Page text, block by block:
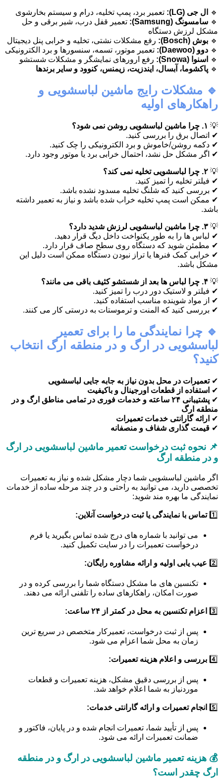
🔹 ال جی (LG):
تعمیر برد، پمپ تخلیه، درام و سیستم بخارشوی
🔹 سامسونگ (Samsung):
تعمیر قفل درب، شیر برقی و حل
مشکل لرزش دستگاه
🔹 بوش (Bosch):
رفع مشکلات نشتی، تخلیه و خرابی پنل دیجیتال
🔹 دوو (Daewoo):
تعمیر موتور، تسمه، سنسورها و برد الکترونیکی
🔹
اسنوا (Snowa):
رفع ارورهای نمایشگر و مشکلات شستشو
🔹 پاکشوما، آبسال، ایندزیت، زیمنس، کنوود و سایر برندها
🔹 مشکلات رایج ماشین لباسشویی و
راهکارهای اولیه
💡 ۱. چرا ماشین لباسشویی روشن نمی شود؟
✔ اتصال برق را بررسی کنید.
✔ دکمه روشن/خاموش و برد الکترونیکی را چک کنید.
✔ اگر مشکل حل نشد، احتمال خرابی برد یا موتور وجود دارد.
💡 ۲. چرا لباسشویی تخلیه نمی کند؟
✔ فیلتر تخلیه را تمیز کنید.
✔ بررسی کنید که شلنگ تخلیه مسدود نشده باشد.
✔ ممکن است پمپ تخلیه خراب شده باشد و نیاز به تعمیر داشته
باشد.
💡 ۳. چرا ماشین لباسشویی لرزش شدید دارد؟
✔ لباس ها را به طور یکنواخت داخل دیگ قرار دهید.
✔ مطمئن شوید که دستگاه روی سطح صاف قرار دارد.
✔ خرابی کمک فنرها یا تراز نبودن دستگاه ممکن است دلیل این
مشکل باشد.
💡 ۴. چرا لباس ها بعد از شستشو کثیف باقی می مانند؟
✔ فیلتر و لاستیک دور درب را تمیز کنید.
✔ از مواد شوینده مناسب استفاده کنید.
✔ بررسی کنید که المنت و ترموستات به درستی کار می کنند.
🔹 چرا نمایندگی ما را برای تعمیر
لباسشویی در ارگ و در منطقه ارگ انتخاب
کنید؟
✔تعمیرات در محل بدون نیاز به جابه جایی لباسشویی
✔ استفاده از قطعات اورجینال و باکیفیت
✔
پشتیبانی ۲۴ ساعته و خدمات فوری در تمامی مناطق ارگ و در
منطقه ارگ
✔ ارائه گارانتی خدمات تعمیرات
✔ قیمت گذاری شفاف و منصفانه
📌 نحوه ثبت درخواست تعمیر ماشین لباسشویی در ارگ
و در منطقه ارگ
اگر ماشین لباسشویی شما دچار مشکل شده و نیاز به تعمیرات
تخصصی دارید، می توانید به راحتی و در چند مرحله ساده از خدمات
نمایندگی ما بهره مند شوید:
1️⃣ تماس با نمایندگی یا ثبت درخواست آنلاین:
می توانید با شماره های درج شده تماس بگیرید یا فرم
درخواست تعمیرات را در سایت تکمیل کنید.
2️⃣ عیب یابی اولیه و ارائه مشاوره رایگان:
تکنسین های ما مشکل دستگاه شما را بررسی کرده و در
صورت امکان، راهکارهای ساده را تلفنی ارائه می دهند.
3️⃣ اعزام تکنسین به محل در کمتر از ۲۴ ساعت:
پس از ثبت درخواست، تعمیرکار متخصص در سریع ترین
زمان به محل شما اعزام می شود.
4️⃣ بررسی و اعلام هزینه تعمیرات:
پس از بررسی دقیق مشکل، هزینه تعمیرات و قطعات
موردنیاز به شما اعلام خواهد شد.
5️⃣ انجام تعمیرات و ارائه گارانتی خدمات:
پس از تأیید شما، تعمیرات انجام شده و در پایان، فاکتور و
ضمانت تعمیرات ارائه می شود.
💰 هزینه تعمیر ماشین لباسشویی در ارگ و در منطقه
ارگ چقدر است؟